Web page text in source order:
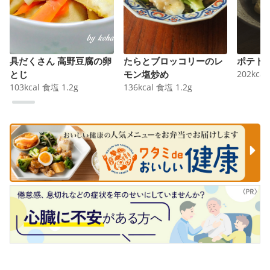
具だくさん 高野豆腐の卵
とじ
103kcal 食塩 1.2g
たらとブロッコリーのレ
モン塩炒め
136kcal 食塩 1.2g
ポテト
202kcal